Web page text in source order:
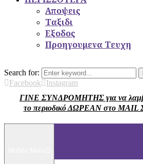
Αποψεις
Ταξιδι
Εξοδος
Προηγουμενα Τευχη
Search for:
Facebook
Instagram
ΓΙΝΕ ΣΥΝΔΡΟΜΗΤΗΣ για να
το περιοδικό ΔΩΡΕΑΝ στο MAIL